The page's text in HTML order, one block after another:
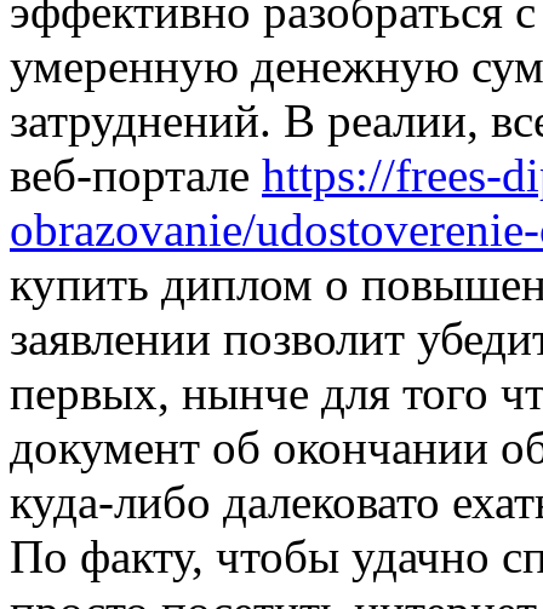
эффективно разобраться
умеренную денежную
затруднений. В реалии,
веб-портале https://frees-
obrazovanie/
купить диплом о
заявлении позволит
первых, нынче для того
документ об окончании
куда-либо далековато
По факту, чтобы удачно